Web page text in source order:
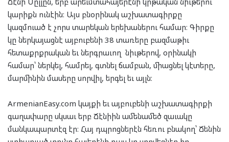
կարիքն ունէին։ Այս բնօրինակ աշխատագիրքը
կազմուած է չորս տարեկան երեխաներու համար։ Գիրքը
կը ներկայացնէ այբուբենի 38 տառերը բազմաթիւ
հետաքրքրական եւ ներգրաւող նիւթերով, օրինակի
համար՝ ներկել, համրել, գտնել ճամբան, ﬕացնել կէտերը,
մարﬕնին մասերը սորվիլ, երգել եւ այլն։
ArmenianEasy.com կայքի եւ այբուբենի աշխատագիրքի
գաղափարը սկսաւ երբ Ճէնիին աﬔնաﬔծ զաւակը
մանկապարտէզ էր։ Հայ դպրոցներէն հեռու բնակող՝ Ճենին